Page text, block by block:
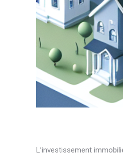
L’investissement